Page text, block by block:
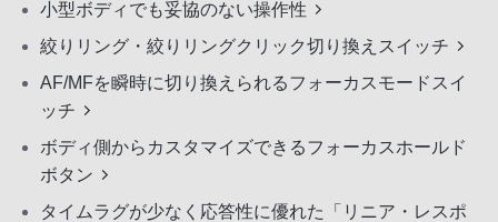
小型ボディでも妥協のない操作性
絞りリング・絞りリングクリック切り換えスイッチ
AF/MFを瞬時に切り換えられるフォーカスモードスイ
ッチ
ボディ側からカスタマイズできるフォーカスホールド
ボタン
タイムラグが少なく応答性に優れた「リニア・レスポ